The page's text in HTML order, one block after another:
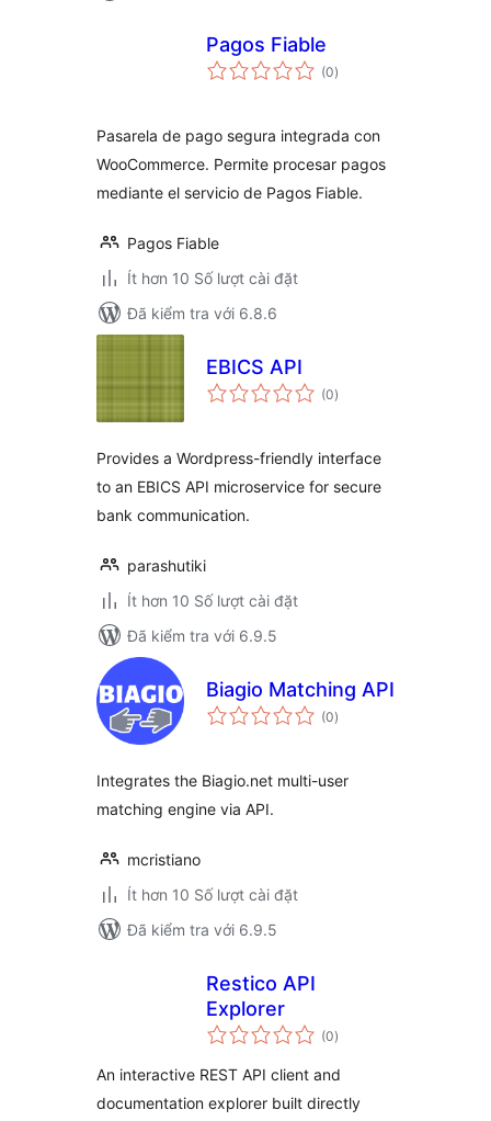
Pagos Fiable
(0tổng
đánh
)
Pasarela de pago segura integrada con
WooCommerce. Permite procesar pagos
mediante el servicio de Pagos Fiable.
Pagos Fiable
Ít hơn 10 Số lượt cài đặt
Đã kiểm tra với 6.8.6
EBICS API
(0tổng
đánh
)
Provides a Wordpress-friendly interface
to an EBICS API microservice for secure
bank communication.
parashutiki
Ít hơn 10 Số lượt cài đặt
Đã kiểm tra với 6.9.5
Biagio Matching API
(0tổng
đánh
)
Integrates the Biagio.net multi-user
matching engine via API.
mcristiano
Ít hơn 10 Số lượt cài đặt
Đã kiểm tra với 6.9.5
Restico API
Explorer
(0tổng
đánh
)
An interactive REST API client and
documentation explorer built directly